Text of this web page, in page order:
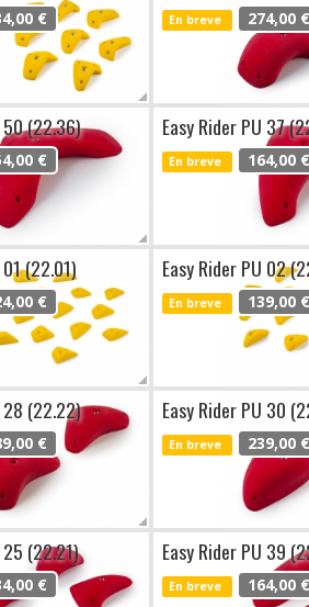
€ En breve 274,00 €
50 (22.36)
€
Easy Rider PU 37
En breve 164,00 €
(22.01)
€
Easy Rider PU 02
En breve 139,00 €
28 (22.22)
€
Easy Rider PU 30
En breve 239,00 €
25 (22.21)
€
Easy Rider PU 39
En breve 164,00 €